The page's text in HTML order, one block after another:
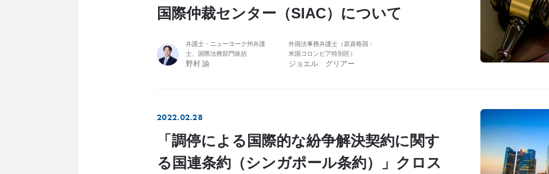
国際仲裁センター（SIAC）について
弁護士・ニューヨーク州弁護
士、国際法務部門統括
野村 諭
外国法事務弁護士（原資格国：
米国コロンビア特別区）
ジョエル グリアー
2022.02.28
「調停による国際的な紛争解決契約に関す
る国連条約（シンガポール条約）」クロス